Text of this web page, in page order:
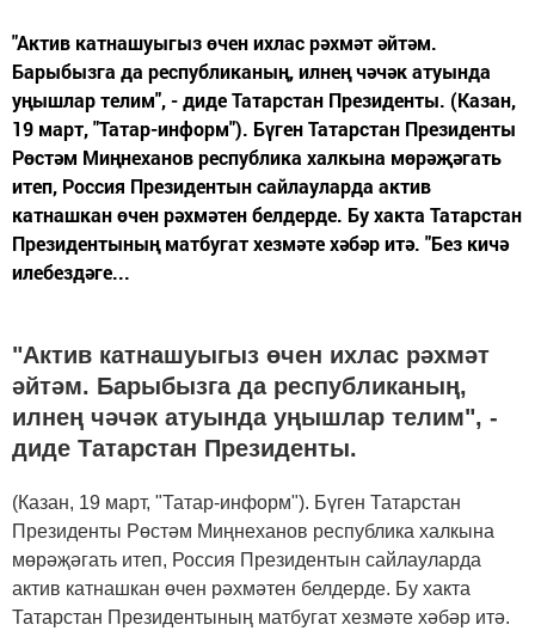
"Актив катнашуыгыз өчен ихлас рәхмәт әйтәм.
Барыбызга да республиканың, илнең чәчәк атуында
уңышлар телим", - диде Татарстан Президенты. (Казан,
19 март, "Татар-информ"). Бүген Татарстан Президенты
Рөстәм Миңнеханов республика халкына мөрәҗәгать
итеп, Россия Президентын сайлауларда актив
катнашкан өчен рәхмәтен белдерде. Бу хакта Татарстан
Президентының матбугат хезмәте хәбәр итә. "Без кичә
илебездәге...
"Актив катнашуыгыз өчен ихлас рәхмәт
әйтәм. Барыбызга да республиканың,
илнең чәчәк атуында уңышлар телим", -
диде Татарстан Президенты.
(Казан, 19 март, "Татар-информ"). Бүген Татарстан
Президенты Рөстәм Миңнеханов республика халкына
мөрәҗәгать итеп, Россия Президентын сайлауларда
актив катнашкан өчен рәхмәтен белдерде. Бу хакта
Татарстан Президентының матбугат хезмәте хәбәр итә.